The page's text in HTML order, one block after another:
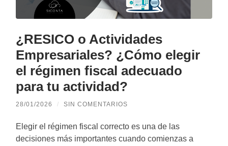
¿RESICO o Actividades
Empresariales? ¿Cómo elegir
el régimen fiscal adecuado
para tu actividad?
28/01/2026 / SIN COMENTARIOS
Elegir el régimen fiscal correcto es una de las
decisiones más importantes cuando comienzas a